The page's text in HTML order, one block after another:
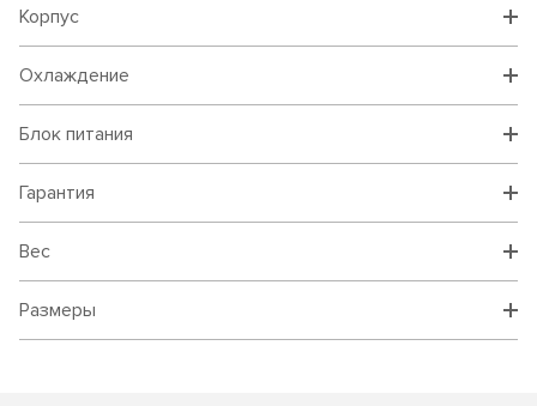
Корпус
Охлаждение
Блок питания
Гарантия
Вес
Размеры